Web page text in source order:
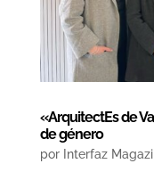
«ArquitectEs de
de género
por Interfaz